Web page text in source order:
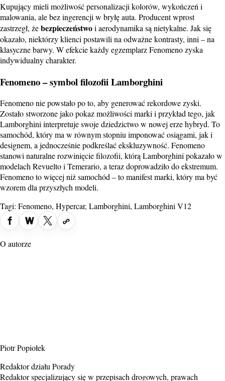
Kupujący mieli możliwość personalizacji kolorów, wykończeń i
malowania, ale bez ingerencji w bryłę auta. Producent wprost
zastrzegł, żebezpieczeństwoi aerodynamika są nietykalne. Jak się
okazało, niektórzy klienci postawili na odważne kontrasty, inni – na
klasyczne barwy. W efekcie każdy egzemplarz Fenomeno zyska
indywidualny charakter.
Fenomeno – symbol filozofii Lamborghini
Fenomeno nie powstało po to, aby generować rekordowe zyski.
Zostało stworzone jako pokaz możliwości marki i przykład tego, jak
Lamborghini interpretuje swoje dziedzictwo w nowej erze hybryd. To
samochód, który ma w równym stopniu imponować osiągami, jak i
designem, a jednocześnie podkreślać ekskluzywność. Fenomeno
stanowi naturalne rozwinięcie filozofii, którą Lamborghini pokazało w
modelach Revuelto i Temerario, a teraz doprowadziło do ekstremum.
Fenomeno to więcej niż samochód – to manifest marki, który ma być
wzorem dla przyszłych modeli.
Tagi: Fenomeno, Hypercar, Lamborghini, Lamborghini V12
O autorze
Piotr Popiołek
Redaktor działu Porady
Redaktor specjalizujący się w przepisach drogowych, prawach